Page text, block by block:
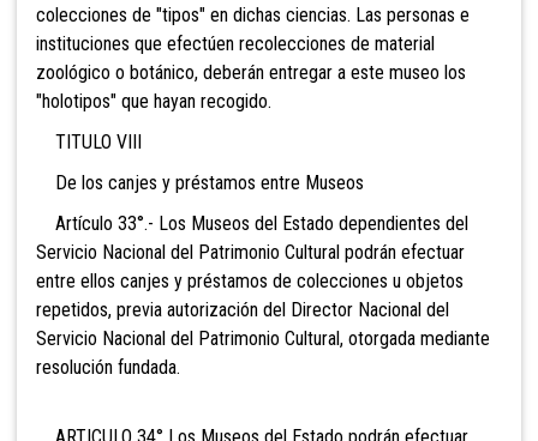
colecciones de "tipos" en dichas ciencias. Las personas e
instituciones que efectúen recolecciones de material
zoológico o botánico, deberán entregar a este museo los
"holotipos" que hayan recogido.
TITULO VIII
De los canjes y préstamos entre Museos
Artículo 33°.- Los Museos del Estado dependientes del
Servicio Nacional del Patrimonio Cultural podrán efectuar
entre ellos canjes y préstamos de colecciones u objetos
repetidos, previa autorización del Director Nacional del
Servicio Nacional del Patrimonio Cultural, otorgada mediante
resolución fundada.